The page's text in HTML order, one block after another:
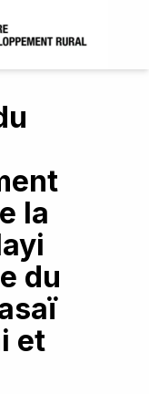
la
du
et